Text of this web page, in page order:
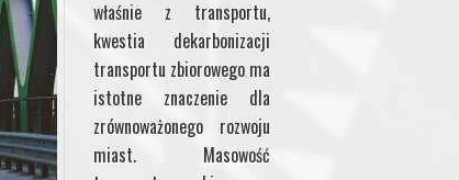
właśnie z transportu,
kwestia dekarbonizacji
transportu zbiorowego ma
istotne znaczenie dla
zrównoważonego rozwoju
miast. Masowość